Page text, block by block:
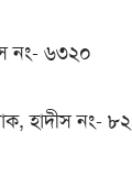
নং- ৬৩২০
হাদীস নং-